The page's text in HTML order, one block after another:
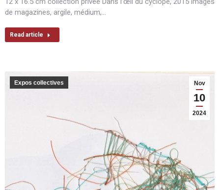
de magazines, argile, médium,…
Read article
Nov
10
2024
Expos collectives